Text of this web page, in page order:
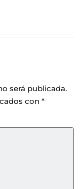
será publicada.
con *